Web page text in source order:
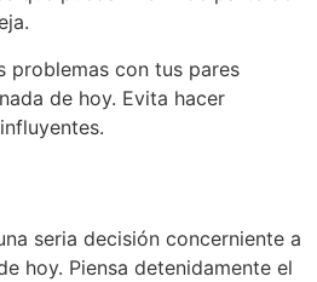
problemas con tus pares
de hoy. Evita hacer
seria decisión concerniente a
hoy. Piensa detenidamente el